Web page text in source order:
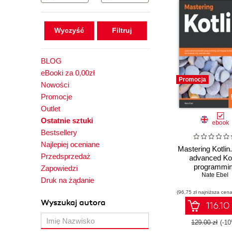
Wyczyść
BLOG
eBooki za 0,00zł
Nowości
Promocje
Outlet
Ostatnie sztuki
Bestsellery
Najlepiej oceniane
Przedsprzedaż
Zapowiedzi
Druk na żądanie
Wyszukaj autora
Promocja
ebook
Mastering
advanced
techniques to
and the
Nate Ebel
(96,75 zł najniższa
116.10
129.00 zł (-